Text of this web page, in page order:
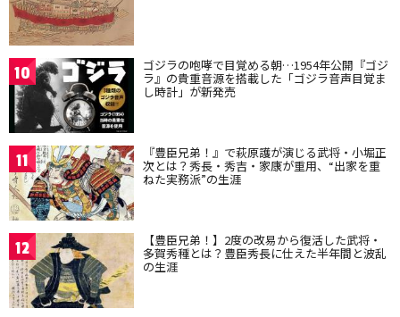
10 ゴジラの咆哮で目覚める朝…1954年公開『ゴジ
ラ』の貴重音源を搭載した「ゴジラ音声目覚ま
し時計」が新発売
11 『豊臣兄弟！』で萩原護が演じる武将・小堀正
次とは？秀長・秀吉・家康が重用、“出家を重
ねた実務派”の生涯
12 【豊臣兄弟！】2度の改易から復活した武将・
多賀秀種とは？豊臣秀長に仕えた半年間と波乱
の生涯